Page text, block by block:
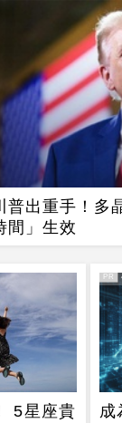
普出重手！多
間」生效
5星座貴
PR
成
PR